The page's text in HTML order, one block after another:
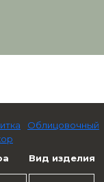
Облицовочный
Вид изделия